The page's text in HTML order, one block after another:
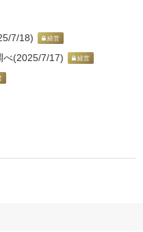
7/18) 経営
べ(2025/7/17) 経営